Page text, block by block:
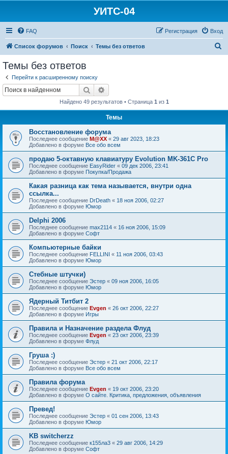
УИТС-04
FAQ Вход
Регистрация
Список форумов Поиск Темы без ответов
Темы без ответов
Перейти к расширенному поиску
Поиск
Найдено 49 результатов • Страница 1 из 1
Темы
Восстановление форума
Последнее сообщение M@XX « 29 авг 2023, 18:23
Добавлено в форуме Все обо всем
продаю 5-октавную клавиатуру Evolution MK-361C Pro
Последнее сообщение EasyRider « 09 дек 2006, 23:41
Добавлено в форуме Покупка/Продажа
Какая разница как тема называется, внутри одна
ссылка...
Последнее сообщение DrDeath « 18 ноя 2006, 02:27
Добавлено в форуме Юмор
Delphi 2006
Последнее сообщение max2114 « 16 ноя 2006, 15:09
Добавлено в форуме Софт
Компьютерные байки
Последнее сообщение FELLINI « 11 ноя 2006, 03:43
Добавлено в форуме Юмор
Стебные штучки)
Последнее сообщение Эстер « 09 ноя 2006, 16:05
Добавлено в форуме Юмор
Ядерный Титбит 2
Последнее сообщение Evgen « 26 окт 2006, 22:27
Добавлено в форуме Игры
Правила и Назначение раздела Флуд
Последнее сообщение Evgen « 23 окт 2006, 23:39
Добавлено в форуме Флуд
Груша :)
Последнее сообщение Эстер « 21 окт 2006, 22:17
Добавлено в форуме Все обо всем
Правила форума
Последнее сообщение Evgen « 19 окт 2006, 23:20
Добавлено в форуме О сайте. Критика, предложения, объявления
Превед!
Последнее сообщение Эстер « 01 сен 2006, 13:43
Добавлено в форуме Юмор
KB switcherzz
Последнее сообщение к155ла3 « 29 авг 2006, 14:29
Добавлено в форуме Софт